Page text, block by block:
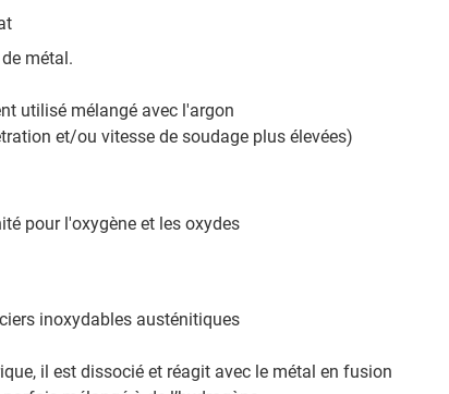
métal.
utilisé mélangé avec l'argon
et/ou vitesse de soudage plus élevées)
pour l'oxygène et les oxydes
inoxydables austénitiques
il est dissocié et réagit avec le métal en fusion